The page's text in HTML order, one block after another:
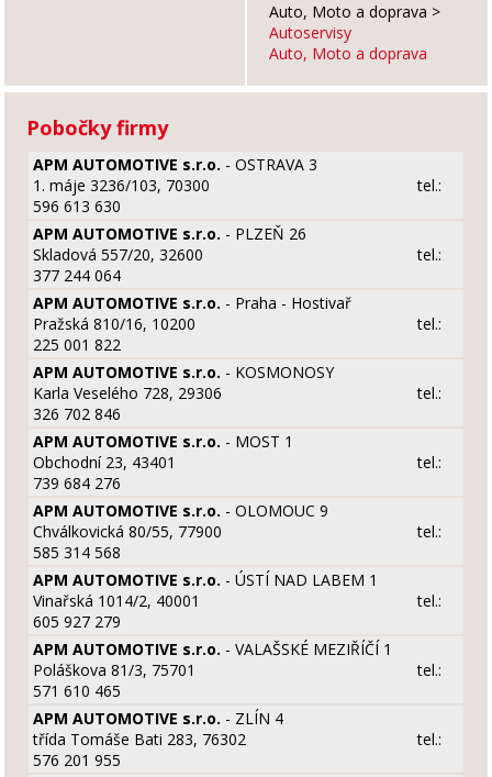
Auto, Moto a doprava >
Autoservisy
Auto, Moto a doprava
Pobočky firmy
APM AUTOMOTIVE s.r.o. - OSTRAVA 3
1. máje 3236/103, 70300
tel.:
596 613 630
APM AUTOMOTIVE s.r.o. - PLZEŇ 26
Skladová 557/20, 32600
tel.:
377 244 064
APM AUTOMOTIVE s.r.o. - Praha - Hostivař
Pražská 810/16, 10200
tel.:
225 001 822
APM AUTOMOTIVE s.r.o. - KOSMONOSY
Karla Veselého 728, 29306
tel.:
326 702 846
APM AUTOMOTIVE s.r.o. - MOST 1
Obchodní 23, 43401
tel.:
739 684 276
APM AUTOMOTIVE s.r.o. - OLOMOUC 9
Chválkovická 80/55, 77900
tel.:
585 314 568
APM AUTOMOTIVE s.r.o. - ÚSTÍ NAD LABEM 1
Vinařská 1014/2, 40001
tel.:
605 927 279
APM AUTOMOTIVE s.r.o. - VALAŠSKÉ MEZIŘÍČÍ 1
Poláškova 81/3, 75701
tel.:
571 610 465
APM AUTOMOTIVE s.r.o. - ZLÍN 4
třída Tomáše Bati 283, 76302
tel.:
576 201 955